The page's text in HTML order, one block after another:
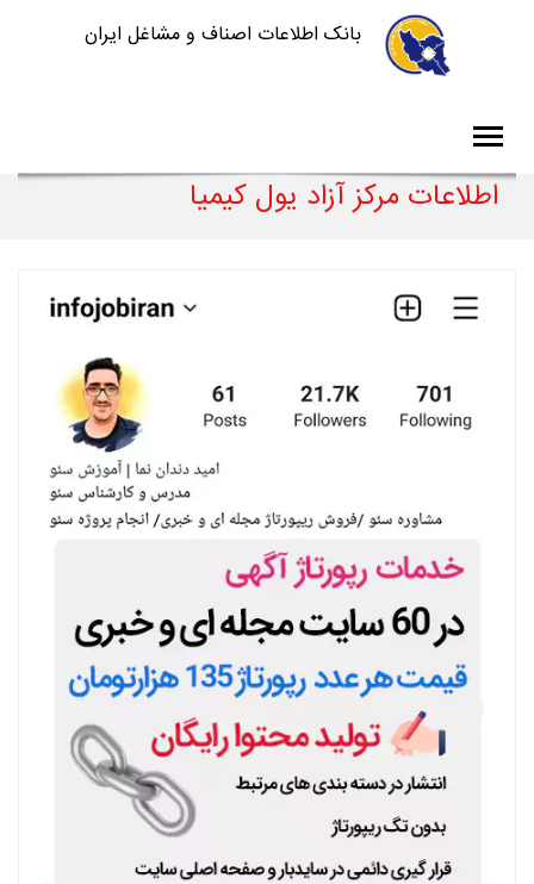
بانک اطلاعات اصناف و مشاغل ایران
اطلاعات مرکز آزاد یول کیمیا